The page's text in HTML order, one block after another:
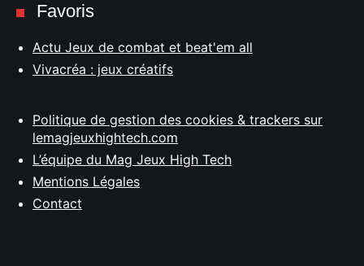
Favoris
Actu Jeux de combat et beat'em all
Vivacréa : jeux créatifs
Politique de gestion des cookies & trackers sur
lemagjeuxhightech.com
L’équipe du Mag Jeux High Tech
Mentions Légales
Contact